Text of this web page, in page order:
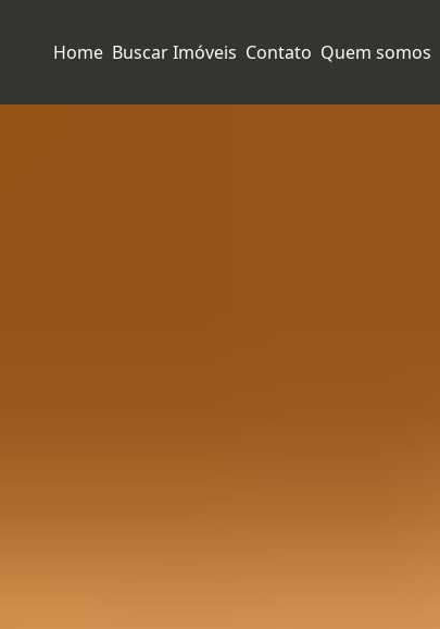
Home Buscar Imóveis Contato Quem somos